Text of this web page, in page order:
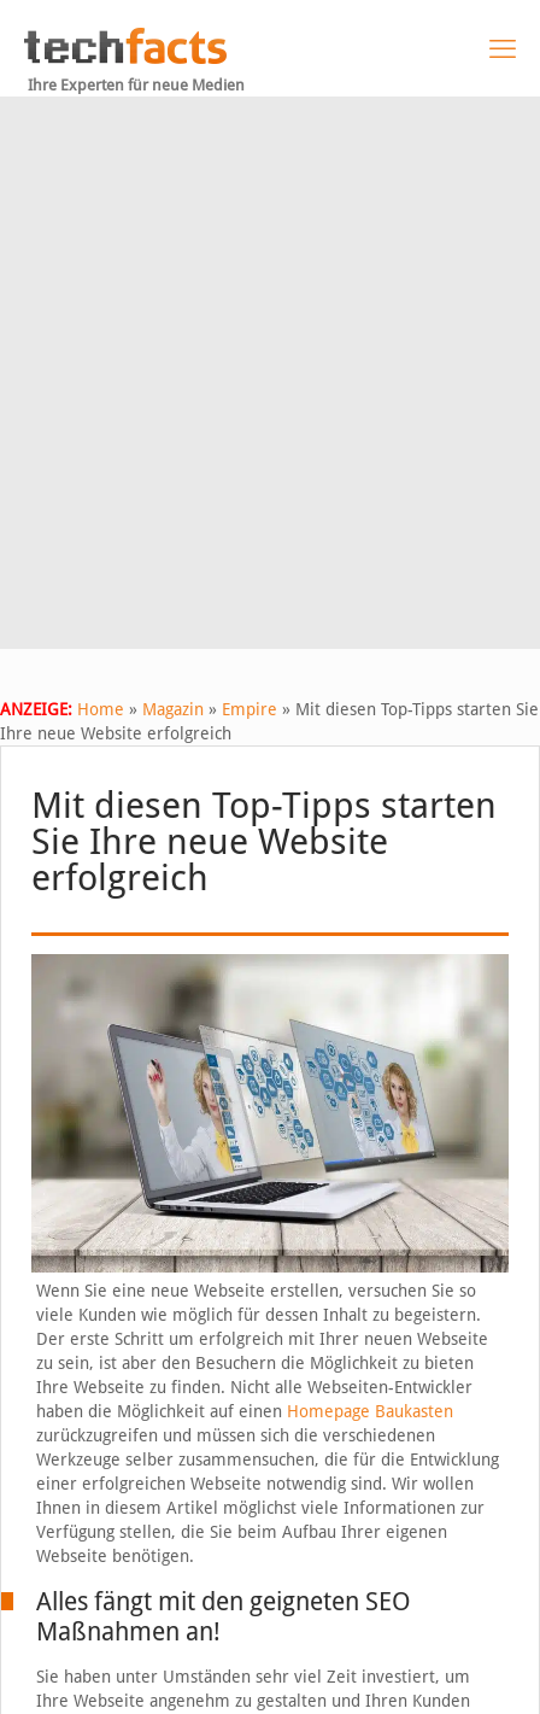
Ihre Experten für neue Medien
ANZEIGE: Home » Magazin » Empire » Mit diesen Top-Tipps starten Sie
Ihre neue Website erfolgreich
Mit diesen Top-Tipps starten
Sie Ihre neue Website
erfolgreich
Wenn Sie eine neue Webseite erstellen, versuchen Sie so
viele Kunden wie möglich für dessen Inhalt zu begeistern.
Der erste Schritt um erfolgreich mit Ihrer neuen Webseite
zu sein, ist aber den Besuchern die Möglichkeit zu bieten
Ihre Webseite zu finden. Nicht alle Webseiten-Entwickler
haben die Möglichkeit auf einen Homepage Baukasten
zurückzugreifen und müssen sich die verschiedenen
Werkzeuge selber zusammensuchen, die für die Entwicklung
einer erfolgreichen Webseite notwendig sind. Wir wollen
Ihnen in diesem Artikel möglichst viele Informationen zur
Verfügung stellen, die Sie beim Aufbau Ihrer eigenen
Webseite benötigen.
Alles fängt mit den geigneten SEO
Maßnahmen an!
Sie haben unter Umständen sehr viel Zeit investiert, um
Ihre Webseite angenehm zu gestalten und Ihren Kunden